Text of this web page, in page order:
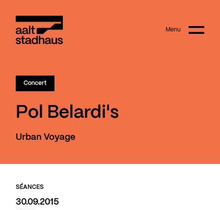
Main content Menu
Concert
Pol Belardi's
Urban Voyage
SÉANCES
30.09.2015